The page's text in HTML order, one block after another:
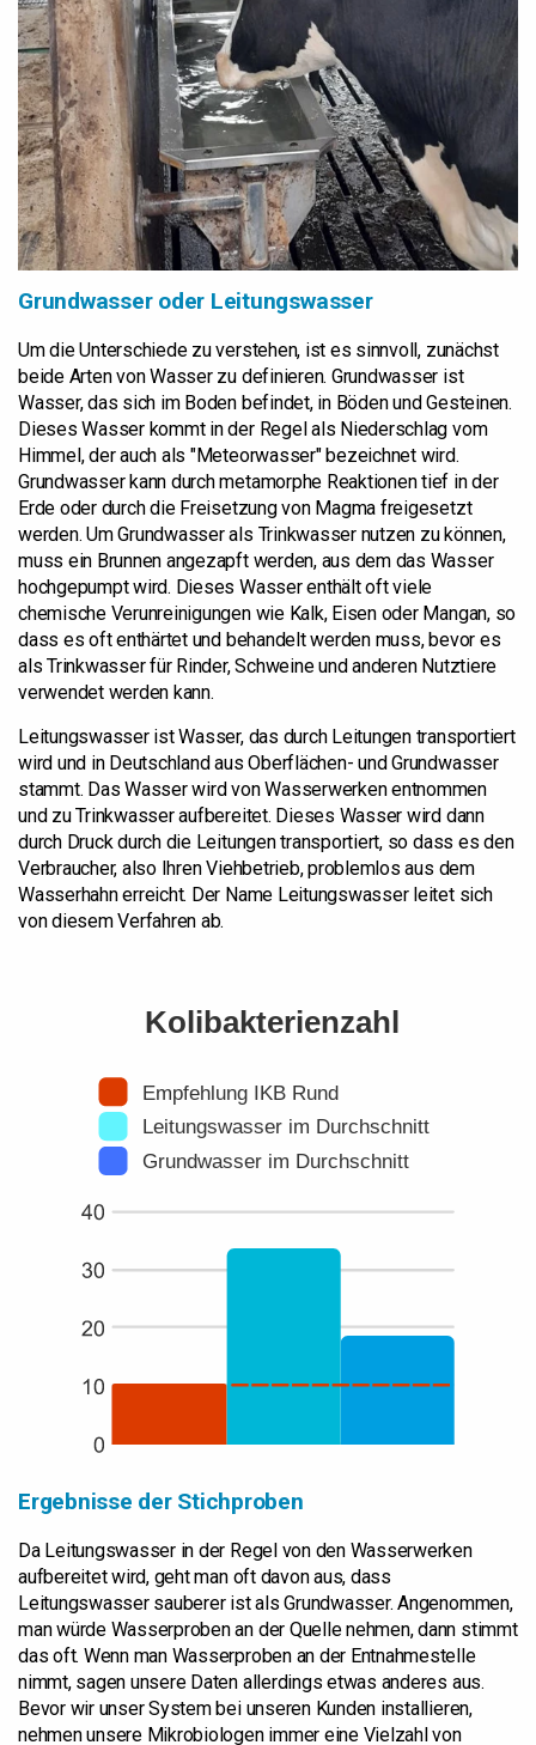
Grundwasser oder Leitungswasser
Um die Unterschiede zu verstehen, ist es sinnvoll, zunächst
beide Arten von Wasser zu definieren. Grundwasser ist
Wasser, das sich im Boden befindet, in Böden und Gesteinen.
Dieses Wasser kommt in der Regel als Niederschlag vom
Himmel, der auch als "Meteorwasser" bezeichnet wird.
Grundwasser kann durch metamorphe Reaktionen tief in der
Erde oder durch die Freisetzung von Magma freigesetzt
werden. Um Grundwasser als Trinkwasser nutzen zu können,
muss ein Brunnen angezapft werden, aus dem das Wasser
hochgepumpt wird. Dieses Wasser enthält oft viele
chemische Verunreinigungen wie Kalk, Eisen oder Mangan, so
dass es oft enthärtet und behandelt werden muss, bevor es
als Trinkwasser für Rinder, Schweine und anderen Nutztiere
verwendet werden kann.
Leitungswasser ist Wasser, das durch Leitungen transportiert
wird und in Deutschland aus Oberflächen- und Grundwasser
stammt. Das Wasser wird von Wasserwerken entnommen
und zu Trinkwasser aufbereitet. Dieses Wasser wird dann
durch Druck durch die Leitungen transportiert, so dass es den
Verbraucher, also Ihren Viehbetrieb, problemlos aus dem
Wasserhahn erreicht. Der Name Leitungswasser leitet sich
von diesem Verfahren ab.
Ergebnisse der Stichproben
Da Leitungswasser in der Regel von den Wasserwerken
aufbereitet wird, geht man oft davon aus, dass
Leitungswasser sauberer ist als Grundwasser. Angenommen,
man würde Wasserproben an der Quelle nehmen, dann stimmt
das oft. Wenn man Wasserproben an der Entnahmestelle
nimmt, sagen unsere Daten allerdings etwas anderes aus.
Bevor wir unser System bei unseren Kunden installieren,
nehmen unsere Mikrobiologen immer eine Vielzahl von